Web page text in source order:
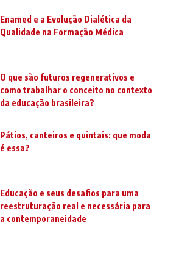
Enamed e a Evolução Dialética da
Qualidade na Formação Médica
O que são futuros regenerativos e
como trabalhar o conceito no contexto
da educação brasileira?
Pátios, canteiros e quintais: que moda
é essa?
Educação e seus desafios para uma
reestruturação real e necessária para
a contemporaneidade